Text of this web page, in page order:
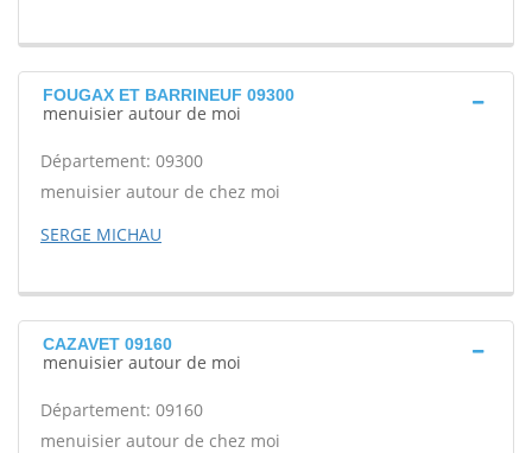
FOUGAX ET BARRINEUF 09300
menuisier autour de moi
Département: 09300
menuisier autour de chez moi
SERGE MICHAU
CAZAVET 09160
menuisier autour de moi
Département: 09160
menuisier autour de chez moi